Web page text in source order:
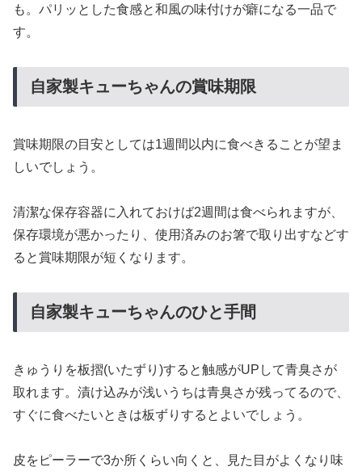
も。パリッとした食感と和風の味付けが癖になる一品で
す。
自家製キューちゃんの賞味期限
賞味期限の目安としては1週間以内に食べきることが望ま
しいでしょう。
清潔な保存容器に入れておけば2週間は食べられますが、
保存環境が悪かったり、使用済みのお箸で取り出すなどす
ると賞味期限が短くなります。
自家製キューちゃんのひと手間
きゅうりを板摺(いたずり)すると触感がUPして青臭さが
取れます。漬け込みが浅いうちは青臭さが残ってるので、
すぐに食べたいときは板ずりするとよいでしょう。
皮をピーラーで3か所くらい向くと、見た目がよくなり味